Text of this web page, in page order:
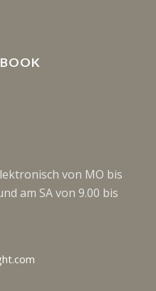
von MO bis
am SA von 9.00 bis